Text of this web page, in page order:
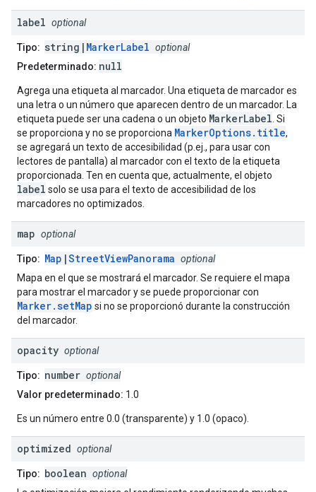
label optional
Tipo: string| MarkerLabel optional
Predeterminado: null
Agrega una etiqueta al marcador. Una etiqueta de marcador es
una letra o un número que aparecen dentro de un marcador. La
etiqueta puede ser una cadena o un objeto MarkerLabel . Si
se proporciona y no se proporciona MarkerOptions.title,
se agregará un texto de accesibilidad (p.ej., para usar con
lectores de pantalla) al marcador con el texto de la etiqueta
proporcionada. Ten en cuenta que, actualmente, el objeto
label solo se usa para el texto de accesibilidad de los
marcadores no optimizados.
map optional
Tipo: Map |StreetViewPanorama optional
Mapa en el que se mostrará el marcador. Se requiere el mapa
para mostrar el marcador y se puede proporcionar con
Marker.setMap si no se proporcionó durante la construcción
del marcador.
opacity optional
Tipo: number optional
Valor predeterminado: 1.0
Es un número entre 0.0 (transparente) y 1.0 (opaco).
optimized optional
Tipo: boolean optional